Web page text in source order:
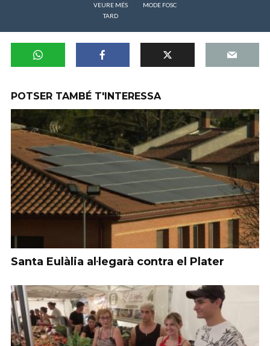
VEURE MÉS
TARD
MODE FOSC
POTSER TAMBÉ T'INTERESSA
Santa Eulàlia al·legarà contra el Plater